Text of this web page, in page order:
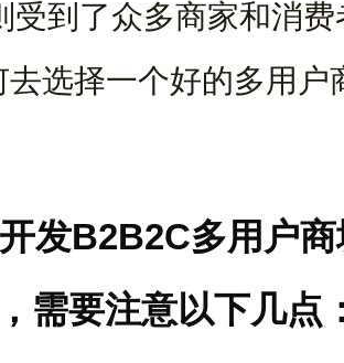
受到了众多商家和消
选择一个好的多用户
发B2B2C多用户商
需要注意以下几点